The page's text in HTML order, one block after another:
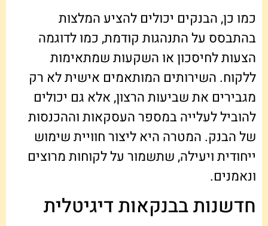
כמו כן, הבנקים יכולים להציע המלצות
בהתבסס על התנהגות קודמת, כמו לדוגמה
הצעות לחיסכון או השקעות שמתאימות
ללקוח. השירותים המותאמים אישית לא רק
מגבירים את שביעות הרצון, אלא גם יכולים
להוביל לעלייה במספר העסקאות וההכנסות
של הבנק. המטרה היא ליצור חוויית שימוש
ייחודית ויעילה, שתשמור על לקוחות מרוצים
ונאמנים.
חדשנות בבנקאות דיגיטלית